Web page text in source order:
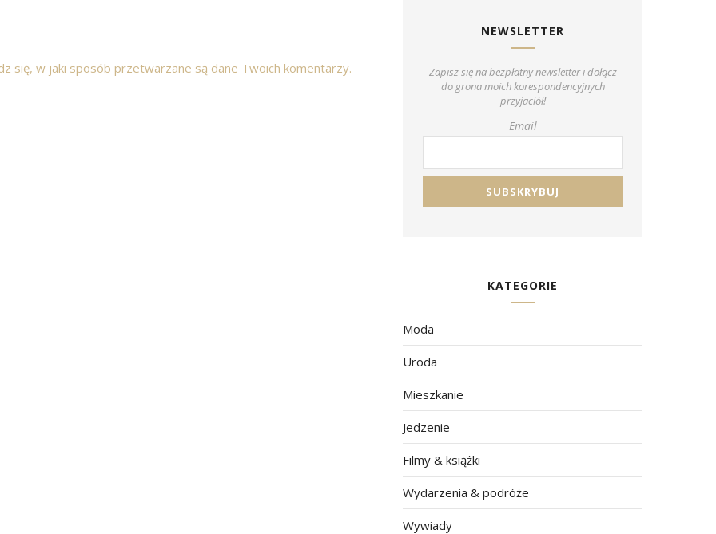
się, w jaki sposób przetwarzane są dane Twoich komentarzy.
NEWSLETTER
Zapisz się na bezpłatny newsletter i dołącz
do grona moich korespondencyjnych
przyjaciół!
Email
KATEGORIE
Moda
Uroda
Mieszkanie
Jedzenie
Filmy & książki
Wydarzenia & podróże
Wywiady